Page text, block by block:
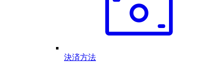
決済方法